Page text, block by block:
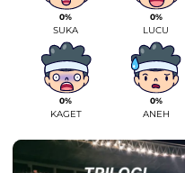
0%
SUKA
0%
LUCU
0%
KAGET
0%
ANEH